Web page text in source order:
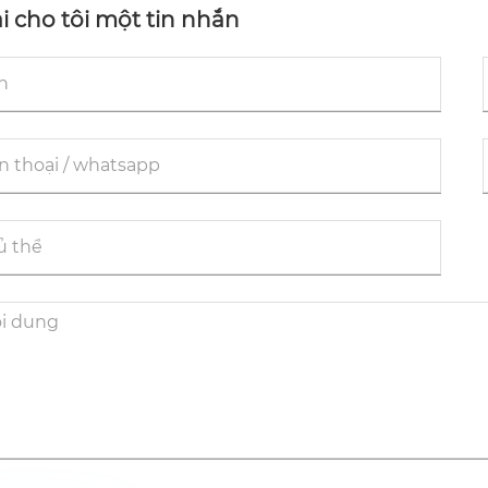
cho tôi một tin nhắn